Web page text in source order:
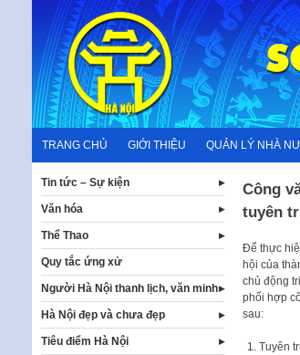
content
TRANG CHỦ GIỚI THIỆU QUẢN LÝ NHÀ
Công
tuyên
Để thực
hội của
chủ động
phối hợp
sau:
Tuyên
Tin tức – Sự kiện
Văn hóa
Thể Thao
Quy tắc ứng xử
Người Hà Nội thanh lịch, văn minh
Hà Nội đẹp và chưa đẹp
Tiêu điểm Hà Nội